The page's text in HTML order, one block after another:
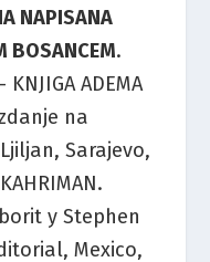
NAPISANA
BOSANCEM.
ADEMA
na
Sarajevo,
y Stephen
Mexico,